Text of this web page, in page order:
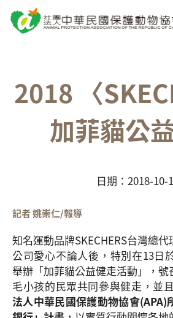
2018 〈
加菲貓公
日期：2018-10-
記者 姚崇仁/報導
知名運動品牌SKECHERS台灣總
公司愛心不論人後，特別在13日
舉辦「加菲貓公益健走活動」，
毛小孩的民眾共同參與健走，並且
法人中華民國保護動物協會(APA)